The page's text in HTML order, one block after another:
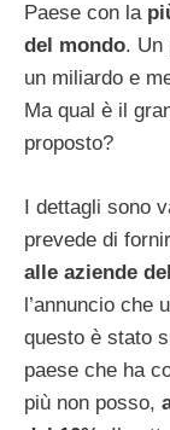
Paese con la
del mondo. Un
un miliardo e
Ma qual è il
proposto?
I dettagli sono
prevede di
alle aziende
l’annuncio che
questo è stato
paese che ha
più non posso,